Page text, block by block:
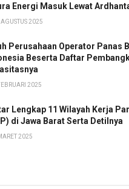
Energi Masuk Lewat
2025
Perusahaan Operator Panas
Beserta Daftar
2025
Lengkap 11 Wilayah Kerja
di Jawa Barat Serta Detilnya
2025